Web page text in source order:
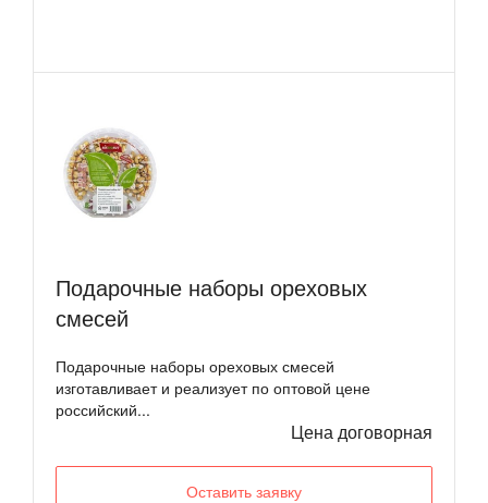
Подарочные наборы ореховых
смесей
Подарочные наборы ореховых смесей
изготавливает и реализует по оптовой цене
российский...
Цена договорная
Оставить заявку